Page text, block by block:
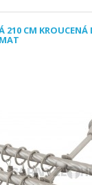
210 CM